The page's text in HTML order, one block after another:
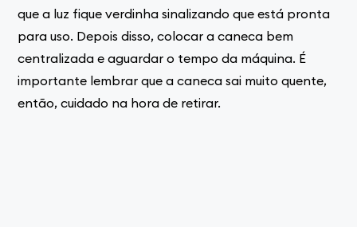
que a luz fique verdinha sinalizando que está pronta
para uso. Depois disso, colocar a caneca bem
centralizada e aguardar o tempo da máquina. É
importante lembrar que a caneca sai muito quente,
então, cuidado na hora de retirar.